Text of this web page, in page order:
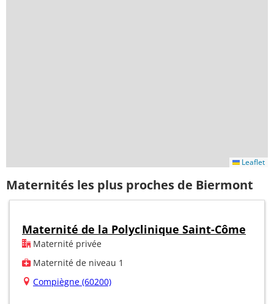
Leaflet
Maternités les plus proches de Biermont
Maternité de la Polyclinique Saint-Côme
Maternité privée
Maternité de niveau 1
Compiègne (60200)